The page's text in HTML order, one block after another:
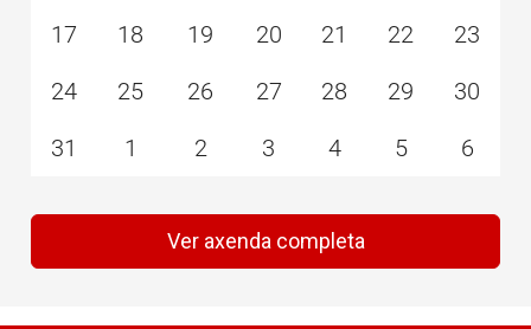
17
18 19 20 21 22
23
24
25 26 27 28 29
30
31
1 2 3 4 5 6
Ver axenda completa